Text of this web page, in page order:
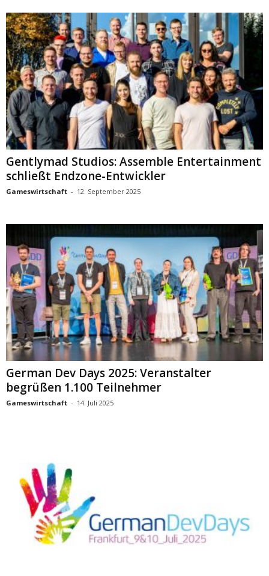
Gentlymad Studios: Assemble Entertainment
schließt Endzone-Entwickler
Gameswirtschaft - 12. September 2025
German Dev Days 2025: Veranstalter
begrüßen 1.100 Teilnehmer
Gameswirtschaft - 14. Juli 2025